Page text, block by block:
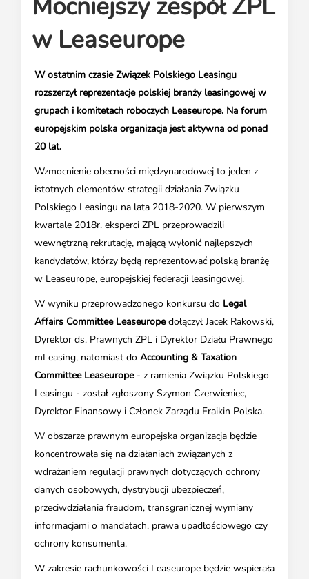
Partnerzy ZPL
Subskrybuj Leaseletter
Materiały do pobrania
Kontakt dla mediów
Klauzule informacyjne
Mocniejszy zespół ZPL
w Leaseurope
W ostatnim czasie Związek Polskiego Leasingu
rozszerzył reprezentacje polskiej branży leasingowej w
grupach i komitetach roboczych Leaseurope. Na forum
europejskim polska organizacja jest aktywna od ponad
20 lat.
Wzmocnienie obecności międzynarodowej to jeden z
istotnych elementów strategii działania Związku
Polskiego Leasingu na lata 2018-2020. W pierwszym
kwartale 2018r. eksperci ZPL przeprowadzili
wewnętrzną rekrutację, mającą wyłonić najlepszych
kandydatów, którzy będą reprezentować polską branżę
w Leaseurope, europejskiej federacji leasingowej.
W wyniku przeprowadzonego konkursu do Legal
Affairs Committee Leaseuropedołączył Jacek Rakowski,
Dyrektor ds. Prawnych ZPL i Dyrektor Działu Prawnego
mLeasing, natomiast do Accounting & Taxation
Committee Leaseurope- z ramienia Związku Polskiego
Leasingu - został zgłoszony Szymon Czerwieniec,
Dyrektor Finansowy i Członek Zarządu Fraikin Polska.
W obszarze prawnym europejska organizacja będzie
koncentrowała się na działaniach związanych z
wdrażaniem regulacji prawnych dotyczących ochrony
danych osobowych, dystrybucji ubezpieczeń,
przeciwdziałania fraudom, transgranicznej wymiany
informacjami o mandatach, prawa upadłościowego czy
ochrony konsumenta.
W zakresie rachunkowości Leaseurope będzie wspierała